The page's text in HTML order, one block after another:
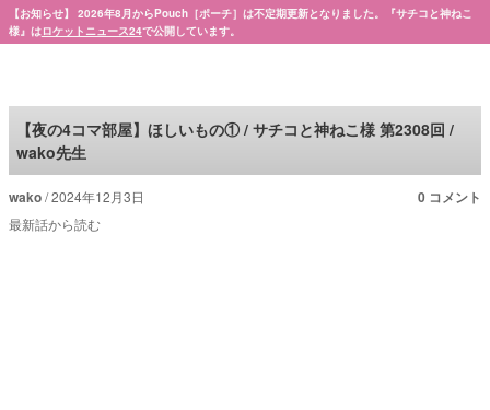
【お知らせ】 2026年8月からPouch［ポーチ］は不定期更新となりました。『サチコと神ねこ
様』はロケットニュース24で公開しています。
Pouch［ポーチ］
【夜の4コマ部屋】ほしいもの① / サチコと神ねこ様 第2308回 /
wako先生
wako 2024年12月3日 0 コメント
最新話から読む